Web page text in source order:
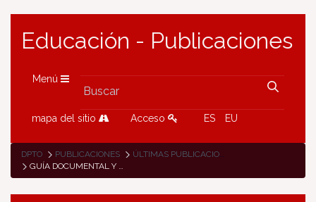
Educación - Publicaciones
Menú
mapa del sitio Acceso ES EU
DPTO PUBLICACIONES
ÚLTIMAS PUBLICACIONES
GUÍA DOCUMENTAL Y DE RECURSOS